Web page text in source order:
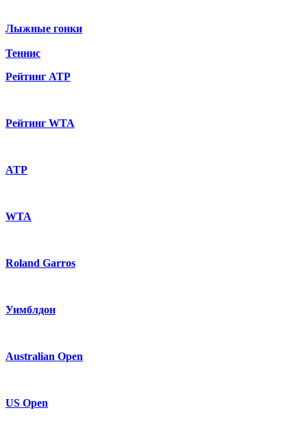
Лыжные гонки
Теннис
Рейтинг ATP
Рейтинг WTA
ATP
WTA
Roland Garros
Уимблдон
Australian Open
US Open